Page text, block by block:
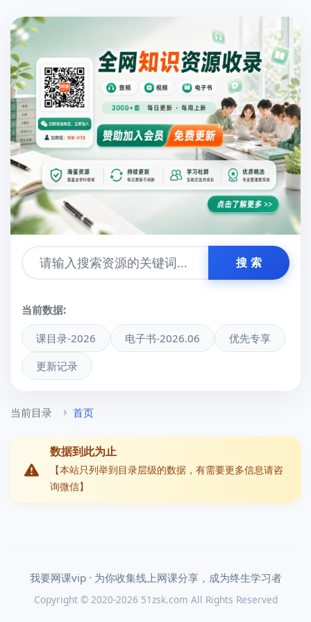
搜 索
当前数据:
课目录-2026 电子书-2026.06
优先专享
更新记录
当前目录 首页
数据到此为止
【本站只列举到目录层级的数据，有需要更多信息请咨
询微信】
我要网课vip · 为你收集线上网课分享，成为终生学习者
Copyright © 2020-2026 51zsk.com All Rights Reserved